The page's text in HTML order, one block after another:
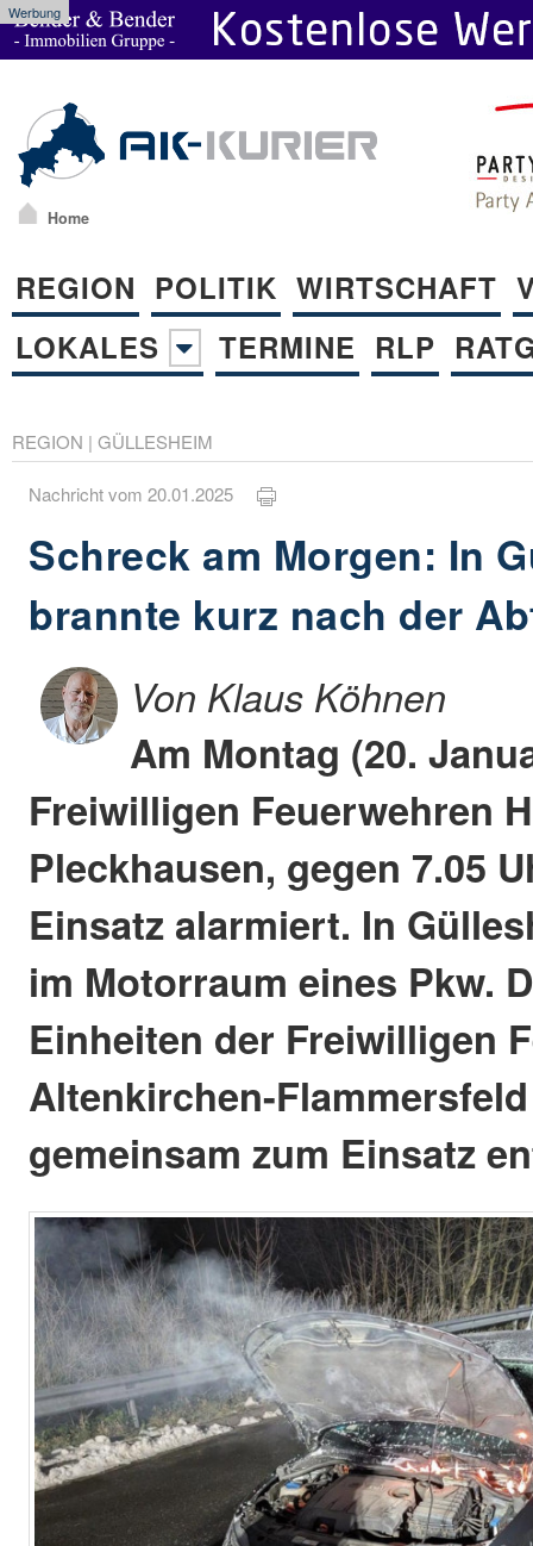
Werbung
Home
REGION POLITIK WIRTSCHAFT
LOKALES
TERMINE RLP
REGION | GÜLLESHEIM
Nachricht vom 20.01.2025
Schreck am Morgen: In
brannte kurz nach der
Von Klaus Köhnen
Am Montag (20.
Freiwilligen Feuerwehren
Pleckhausen, gegen 7.05
Einsatz alarmiert. In
im Motorraum eines Pkw.
Einheiten der Freiwilligen
Altenkirchen-
gemeinsam zum Einsatz